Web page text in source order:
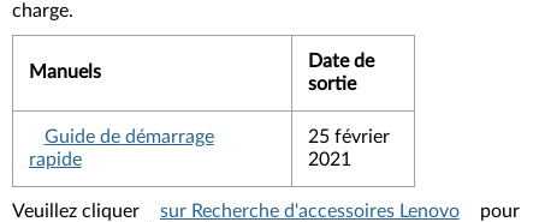
charge.
Manuels
Date de
sortie
Guide de démarrage
rapide
25 février
2021
Veuillez cliquer sur Recherche d'accessoires Lenovo
pour